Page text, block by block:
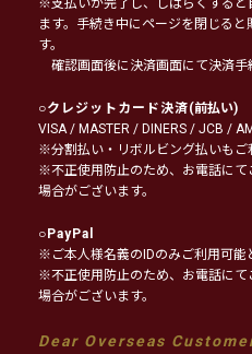
ます。手続き中にページを閉じる
す。
確認画面後に決済画面にて決済手
○クレジットカード決済(前払い)
VISA / MASTER / DINERS / JCB /
※分割払い・リボルビング払いもご
※不正使用防止のため、お電話にて
場合がございます。
○PayPal
※ご本人様名義のIDのみご利用可能
※不正使用防止のため、お電話にて
場合がございます。
Dear Overseas